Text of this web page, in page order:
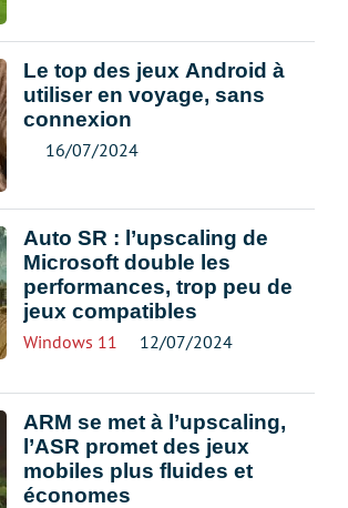
Le top des jeux Android à
utiliser en voyage, sans
connexion
16/07/2024
Auto SR : l’upscaling de
Microsoft double les
performances, trop peu de
jeux compatibles
Windows 11 12/07/2024
ARM se met à l’upscaling,
l’ASR promet des jeux
mobiles plus fluides et
économes